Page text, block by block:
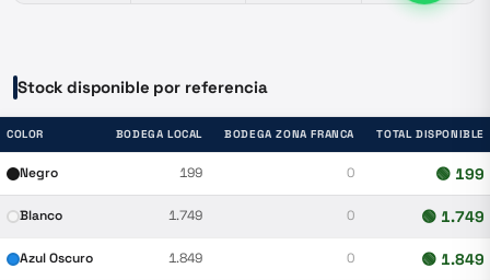
Stock disponible por referencia
COLOR BODEGA LOCAL BODEGA ZONA FRANCA TOTAL DISPONIBLE
Negro 199 0 🟢 199
Blanco 1.749 0 🟢 1.749
Azul Oscuro 1.849 0 🟢 1.849